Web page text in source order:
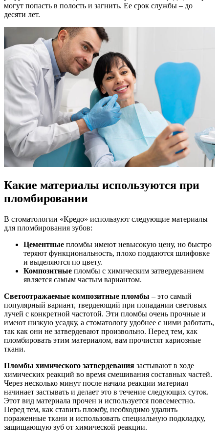
могут попасть в полость и загнить. Ее срок службы – до
десяти лет.
Какие материалы используются при
пломбировании
В стоматологии «Кредо» используют следующие материалы
для пломбирования зубов:
Цементные пломбы имеют невысокую цену, но быстро
теряют функциональность, плохо поддаются шлифовке
и выделяются по цвету.
Композитные пломбы с химическим затвердеванием
является самым частым вариантом.
Светоотражаемые композитные пломбы – это самый
популярный вариант, твердеющий при попадании световых
лучей с конкретной частотой. Эти пломбы очень прочные и
имеют низкую усадку, а стоматологу удобнее с ними работать,
так как они не затвердевают произвольно. Перед тем, как
пломбировать этим материалом, вам прочистят кариозные
ткани.
Пломбы химического затвердевания застывают в ходе
химических реакций во время смешивания составных частей.
Через несколько минут после начала реакции материал
начинает застывать и делает это в течение следующих суток.
Этот вид материала прочен и используется повсеместно.
Перед тем, как ставить пломбу, необходимо удалить
пораженные ткани и использовать специальную подкладку,
защищающую зуб от химической реакции.